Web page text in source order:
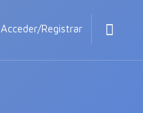
Acceder/Registrar